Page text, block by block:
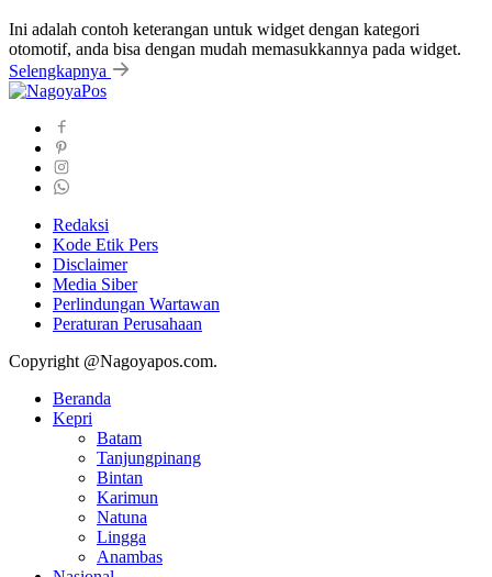
Ini adalah contoh keterangan untuk widget dengan kategori
otomotif, anda bisa dengan mudah memasukkannya pada widget.
Selengkapnya
Redaksi
Kode Etik Pers
Disclaimer
Media Siber
Perlindungan Wartawan
Peraturan Perusahaan
Copyright @Nagoyapos.com.
Beranda
Kepri
Batam
Tanjungpinang
Bintan
Karimun
Natuna
Lingga
Anambas